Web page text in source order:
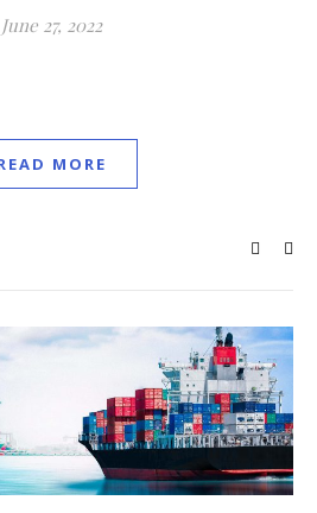
June 27, 2022
MORE